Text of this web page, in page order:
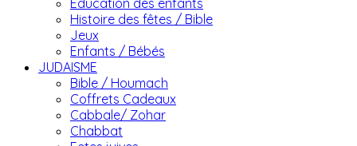
Histoire des fêtes / Bible
Jeux
Enfants / Bébés
JUDAISME
Bible / Houmach
Coffrets Cadeaux
Cabbale/ Zohar
Chabbat